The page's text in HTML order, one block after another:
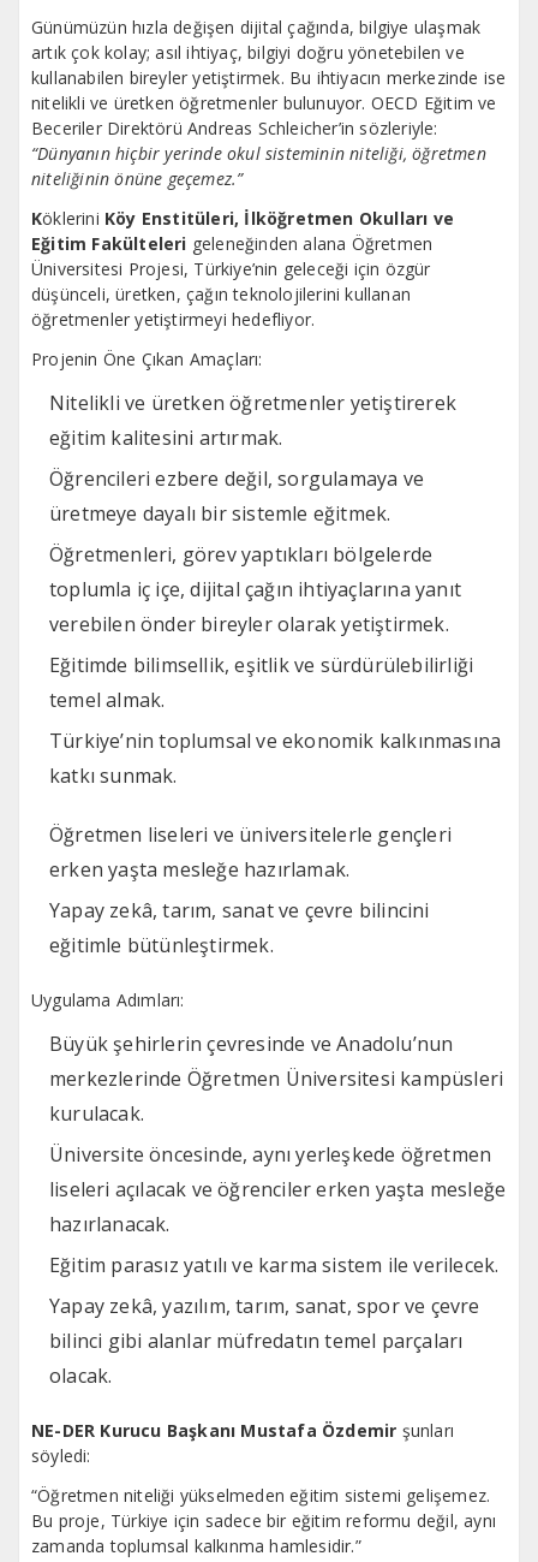
Günümüzün hızla değişen dijital çağında, bilgiye ulaşmak
artık çok kolay; asıl ihtiyaç, bilgiyi doğru yönetebilen ve
kullanabilen bireyler yetiştirmek. Bu ihtiyacın merkezinde ise
nitelikli ve üretken öğretmenler bulunuyor. OECD Eğitim ve
Beceriler Direktörü Andreas Schleicher’in sözleriyle:
“Dünyanın hiçbir yerinde okul sisteminin niteliği, öğretmen
niteliğinin önüne geçemez.”
Köklerini Köy Enstitüleri, İlköğretmen Okulları ve
Eğitim Fakülteleri geleneğinden alana Öğretmen
Üniversitesi Projesi, Türkiye’nin geleceği için özgür
düşünceli, üretken, çağın teknolojilerini kullanan
öğretmenler yetiştirmeyi hedefliyor.
Projenin Öne Çıkan Amaçları:
Nitelikli ve üretken öğretmenler yetiştirerek
eğitim kalitesini artırmak.
Öğrencileri ezbere değil, sorgulamaya ve
üretmeye dayalı bir sistemle eğitmek.
Öğretmenleri, görev yaptıkları bölgelerde
toplumla iç içe, dijital çağın ihtiyaçlarına yanıt
verebilen önder bireyler olarak yetiştirmek.
Eğitimde bilimsellik, eşitlik ve sürdürülebilirliği
temel almak.
Türkiye’nin toplumsal ve ekonomik kalkınmasına
katkı sunmak.
Öğretmen liseleri ve üniversitelerle gençleri
erken yaşta mesleğe hazırlamak.
Yapay zekâ, tarım, sanat ve çevre bilincini
eğitimle bütünleştirmek.
Uygulama Adımları:
Büyük şehirlerin çevresinde ve Anadolu’nun
merkezlerinde Öğretmen Üniversitesi kampüsleri
kurulacak.
Üniversite öncesinde, aynı yerleşkede öğretmen
liseleri açılacak ve öğrenciler erken yaşta mesleğe
hazırlanacak.
Eğitim parasız yatılı ve karma sistem ile verilecek.
Yapay zekâ, yazılım, tarım, sanat, spor ve çevre
bilinci gibi alanlar müfredatın temel parçaları
olacak.
NE-DER Kurucu Başkanı Mustafa Özdemir şunları
söyledi:
“Öğretmen niteliği yükselmeden eğitim sistemi gelişemez.
Bu proje, Türkiye için sadece bir eğitim reformu değil, aynı
zamanda toplumsal kalkınma hamlesidir.”